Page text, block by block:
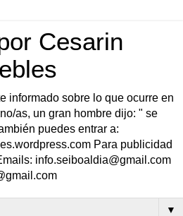
Cesarin
informado sobre lo que ocurre en
as, un gran hombre dijo: " se
puedes entrar a:
Para publicidad
info.seiboaldia@gmail.com
▼